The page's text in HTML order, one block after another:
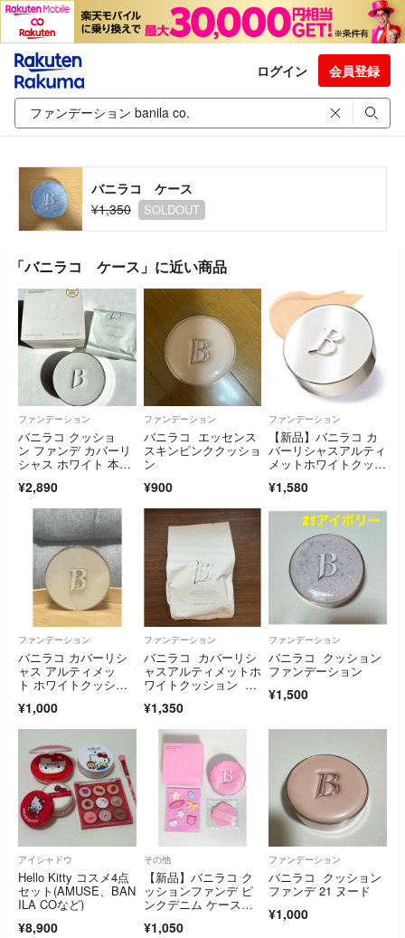
ログイン 会員登録
バニラコ ケース
¥1,350
SOLDOUT
「バニラコ ケース」に近い商品
ファンデーション
バニラコ クッショ
ン ファンデ カバーリ
シャス ホワイト 本
¥2,890
ファンデーション
バニラコ エッセンス
スキンピンククッショ
ン
¥900
ファンデーション
【新品】バニラコ カ
バーリシャスアルティ
メットホワイトクッシ
¥1,580
ファンデーション
バニラコ カバーリシ
ャス アルティメッ
ト ホワイトクッショ
¥1,000
ファンデーション
バニラコ カバーリシ
ャスアルティメットホ
ワイトクッション レ
¥1,350
ファンデーション
バニラコ クッション
ファンデーション
¥1,500
アイシャドウ
Hello Kitty コスメ4点
セット(AMUSE、BAN
ILA COなど)
¥8,900
その他
【新品】バニラコ ク
ッションファンデ ピ
ンクデニム ケース＋
¥1,050
ファンデーション
バニラコ クッション
ファンデ 21 ヌード
¥1,000